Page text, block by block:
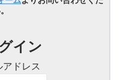
イン
ドレス